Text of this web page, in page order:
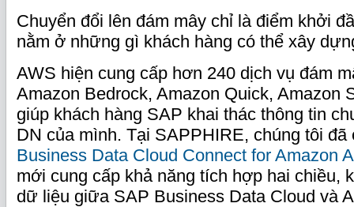
Chuyển đổi lên đám mây chỉ là điểm khởi
nằm ở những gì khách hàng có thể xây
AWS hiện cung cấp hơn 240 dịch vụ đám
Amazon Bedrock, Amazon Quick, Amazon
giúp khách hàng SAP khai thác thông tin
DN của mình. Tại SAPPHIRE, chúng tôi
Business Data Cloud Connect for Amazon
mới cung cấp khả năng tích hợp hai chiều,
dữ liệu giữa SAP Business Data Cloud và